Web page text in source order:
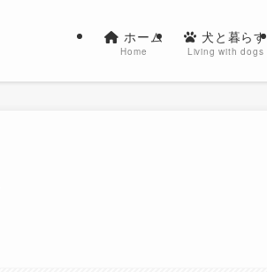
ホーム
Home
犬と暮らす
Living with dogs